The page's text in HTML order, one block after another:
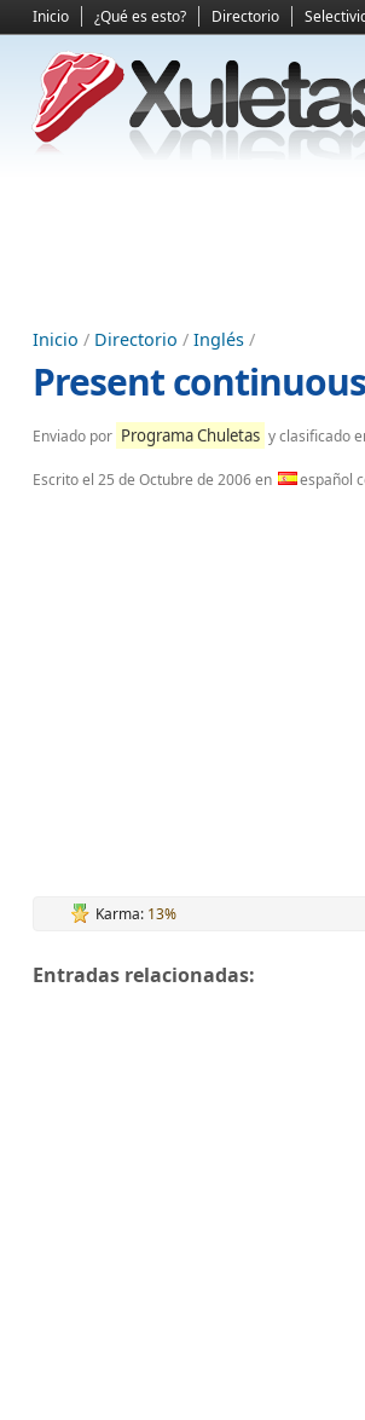
Inicio ¿Qué es esto? Directorio
Inicio / Directorio / Inglés /
Present
Enviado por Programa Chuletas y clasificado
Escrito el 25 de Octubre de 2006en español
Karma: 13%
Entradas relacionadas: